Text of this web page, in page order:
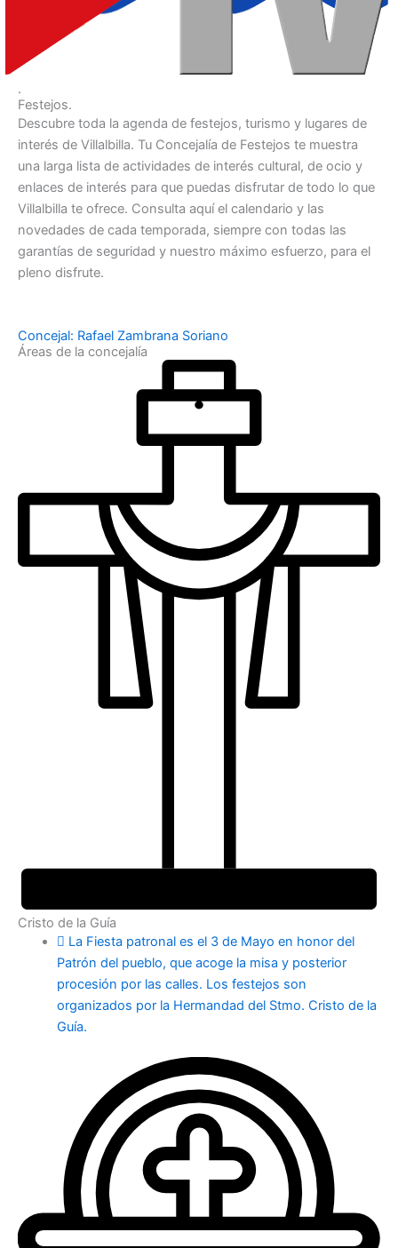
.
Festejos.
Descubre toda la agenda de festejos, turismo y lugares de
interés de Villalbilla. Tu Concejalía de Festejos te muestra
una larga lista de actividades de interés cultural, de ocio y
enlaces de interés para que puedas disfrutar de todo lo que
Villalbilla te ofrece. Consulta aquí el calendario y las
novedades de cada temporada, siempre con todas las
garantías de seguridad y nuestro máximo esfuerzo, para el
pleno disfrute.
Concejal: Rafael Zambrana Soriano
Áreas de la concejalía
Cristo de la Guía
La Fiesta patronal es el 3 de Mayo en honor del
Patrón del pueblo, que acoge la misa y posterior
procesión por las calles. Los festejos son
organizados por la Hermandad del Stmo. Cristo de la
Guía.